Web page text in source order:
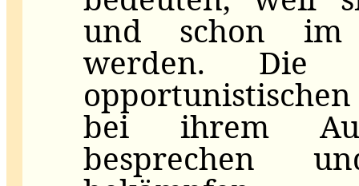
und schon im
werden. Die
bei ihrem
besprechen